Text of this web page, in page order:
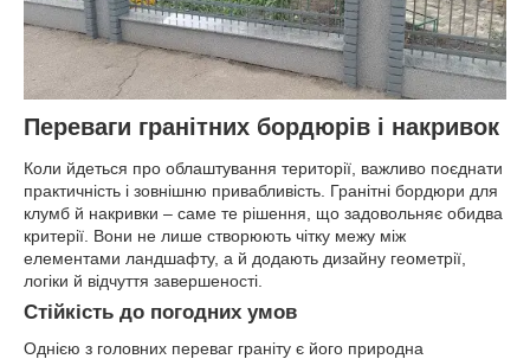
Переваги гранітних бордюрів і накривок
Коли йдеться про облаштування території, важливо поєднати
практичність і зовнішню привабливість. Гранітні бордюри для
клумб й накривки – саме те рішення, що задовольняє обидва
критерії. Вони не лише створюють чітку межу між
елементами ландшафту, а й додають дизайну геометрії,
логіки й відчуття завершеності.
Стійкість до погодних умов
Однією з головних переваг граніту є його природна